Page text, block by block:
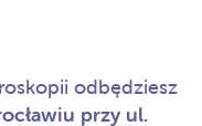
odbędziesz
przy ul.